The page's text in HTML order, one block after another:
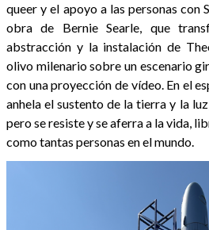
queer y el apoyo a las personas con
obra de Bernie Searle, que
abstracción y la instalación de
olivo milenario sobre un escenario
con una proyección de vídeo. En el
anhela el sustento de la tierra y la
pero se resiste y se aferra a la vida,
como tantas personas en el mundo.